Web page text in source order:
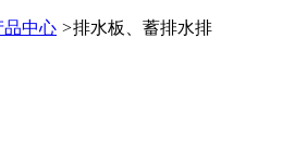
品中心 >排水板、蓄排水排